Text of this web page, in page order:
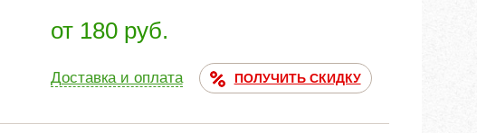
от 180 руб.
Доставка и оплата ПОЛУЧИТЬ СКИДКУ